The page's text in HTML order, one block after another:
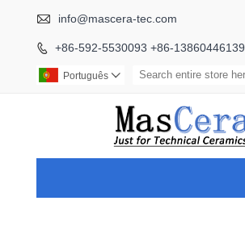
 info@mascera-tec.com
 +86-592-5530093 +86-13860446139
Português 